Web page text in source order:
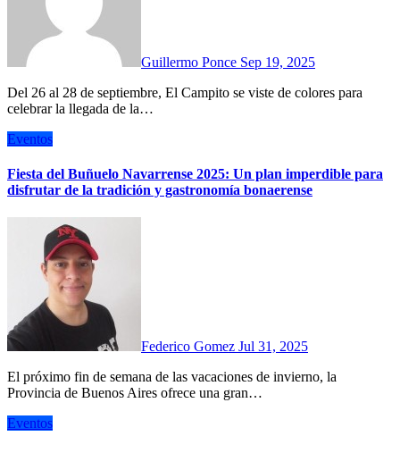
Guillermo Ponce Sep 19, 2025
Del 26 al 28 de septiembre, El Campito se viste de colores para
celebrar la llegada de la…
Eventos
Fiesta del Buñuelo Navarrense 2025: Un plan imperdible para
disfrutar de la tradición y gastronomía bonaerense
Federico Gomez Jul 31, 2025
El próximo fin de semana de las vacaciones de invierno, la
Provincia de Buenos Aires ofrece una gran…
Eventos